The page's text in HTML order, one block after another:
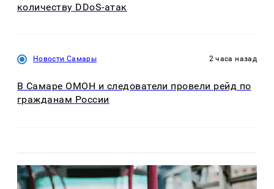
количеству DDoS-атак
Новости Самары 2 часа назад
В Самаре ОМОН и следователи провели рейд по
гражданам России